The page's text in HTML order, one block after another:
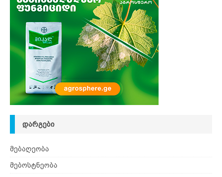
ᲓᲐᲠᲒᲔᲑᲘ
მებაღეობა
მებოსტნეობა